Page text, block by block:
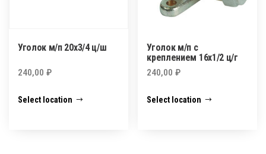
Уголок м/п 20х3/4 ц/ш
240,00 ₽
Select location
Уголок м/п с
креплением 16х1/2 ц/г
240,00₽
Select location